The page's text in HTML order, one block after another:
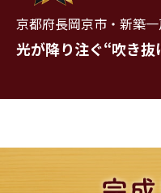
京都府長岡京市・新築
光が降り注ぐ“吹き